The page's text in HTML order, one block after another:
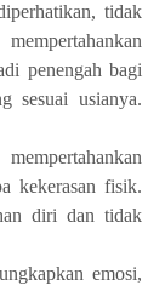
tidak
penengah bagi
sesuai usianya.
kekerasan fisik.
diri dan tidak
emosi,